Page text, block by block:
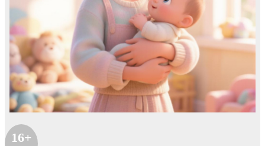
16+